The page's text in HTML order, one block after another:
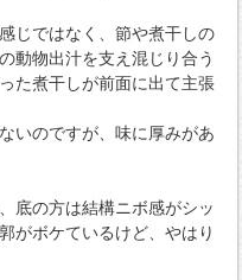
じではなく、節や煮干しの
動物出汁を支え混じり合う
た煮干しが前面に出て主張
いのですが、味に厚みがあ
底の方は結構ニボ感がシッ
がボケているけど、やはり